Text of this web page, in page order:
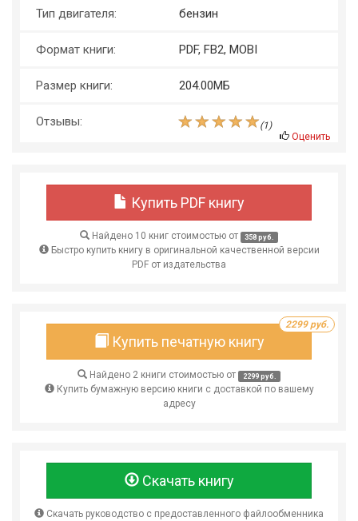
Тип двигателя: бензин
Формат книги: PDF, FB2, MOBI
Размер книги: 204.00МБ
Отзывы: (1)
Оценить
Купить PDF книгу
Найдено 10 книг стоимостью от 358 руб.
Быстро купить книгу в оригинальной качественной версии
PDF от издательства
Купить печатную книгу
2299 руб.
Найдено 2 книги стоимостью от 2299 руб.
Купить бумажную версию книги с доставкой по вашему
адресу
Скачать книгу
Скачать руководство с предоставленного файлообменника